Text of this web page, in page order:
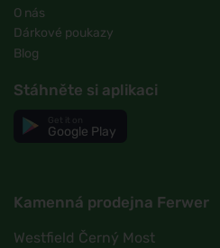
O nás
Dárkové poukazy
Blog
Stáhněte si aplikaci
Google Play
Kamenná prodejna Ferwer
Westfield Černý Most